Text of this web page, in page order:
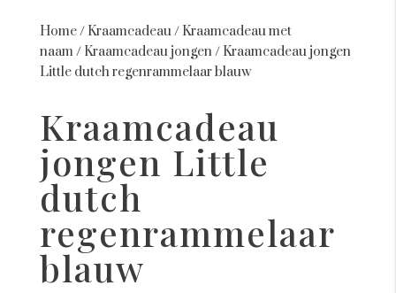
Home/ Kraamcadeau/ Kraamcadeau met
naam/ Kraamcadeau jongen/ Kraamcadeau jongen
Little dutch regenrammelaar blauw
Kraamcadeau
jongen Little
dutch
regenrammelaar
blauw